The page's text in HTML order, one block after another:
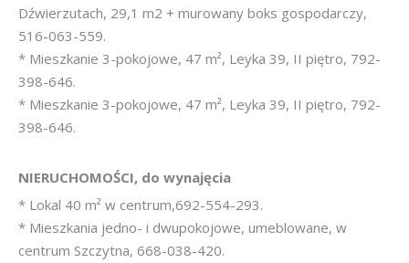
Dźwierzutach, 29,1 m2 + murowany boks gospodarczy,
516-063-559.
* Mieszkanie 3-pokojowe, 47 m², Leyka 39, II piętro, 792-
398-646.
* Mieszkanie 3-pokojowe, 47 m², Leyka 39, II piętro, 792-
398-646.
NIERUCHOMOŚCI, do wynajęcia
* Lokal 40 m² w centrum,692-554-293.
* Mieszkania jedno- i dwupokojowe, umeblowane, w
centrum Szczytna, 668-038-420.